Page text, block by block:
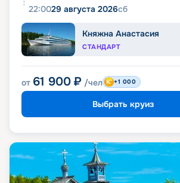
22:0029 августа 2026сб
Княжна Анастасия
СТАНДАРТ
от 61 900 ₽ /чел +1 000
Выбрать круиз